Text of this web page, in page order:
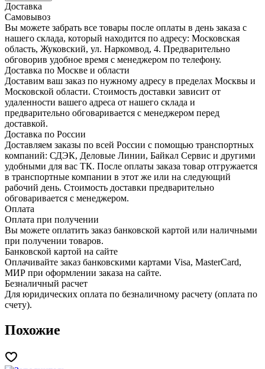
Доставка
Самовывоз
Вы можете забрать все товары после оплаты в день заказа с
нашего склада, который находится по адресу: Московская
область, Жуковский, ул. Наркомвод, 4. Предварительно
обговорив удобное время с менеджером по телефону.
Доставка по Москве и области
Доставим ваш заказ по нужному адресу в пределах Москвы и
Московской области. Стоимость доставки зависит от
удаленности вашего адреса от нашего склада и
предварительно обговаривается с менеджером перед
доставкой.
Доставка по России
Доставляем заказы по всей России с помощью транспортных
компаний: СДЭК, Деловые Линии, Байкал Сервис и другими
удобными для вас ТК. После оплаты заказа товар отгружается
в транспортные компании в этот же или на следующий
рабочий день. Стоимость доставки предварительно
обговаривается с менеджером.
Оплата
Оплата при получении
Вы можете оплатить заказ банковской картой или наличными
при получении товаров.
Банковской картой на сайте
Оплачивайте заказ банковскими картами Visa, MasterCard,
МИР при оформлении заказа на сайте.
Безналичный расчет
Для юридических оплата по безналичному расчету (оплата по
счету).
Похожие